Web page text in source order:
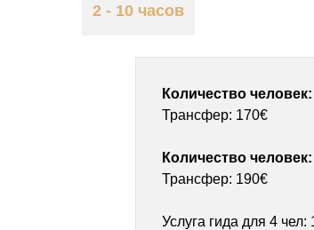
2 - 10 часов
Количество человек:
Трансфер: 170€
Количество человек:
Трансфер: 190€
Услуга гида для 4 чел: